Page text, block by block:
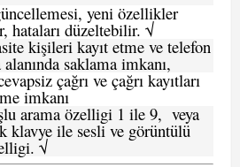
yeni özellikler
hataları düzeltebilir. √
kişileri kayıt etme ve telefon
saklama imkanı,
çağrı ve çağrı kayıtları
imkanı
arama özelligi 1 ile 9, veya
klavye ile sesli ve görüntülü
√